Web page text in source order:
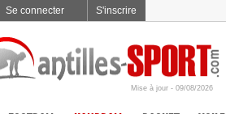
Se connecter S'inscrire
Mise à jour - 09/08/2026